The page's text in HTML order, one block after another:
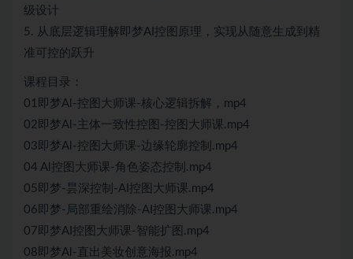
级设计
5. 从底层逻辑理解即梦AI控图原理，实现从随意生成到精
准可控的跃升
课程目录：
01即梦Al-控图大师课-核心逻辑拆解，mp4
02即梦Al-主体一致性控图-控图大师课.mp4
03即梦Al-控图大师课-边缘轮廓控制.mp4
04 Al控图大师课-角色姿态控制.mp4
05即梦-昙深控制-AI控图大师课.mp4
06即梦-局部重绘消除-AI控图大师课.mp4
07即梦AI控图大师课-智能扩图.mp4
08即梦Al-直出美妆创意海报.mp4